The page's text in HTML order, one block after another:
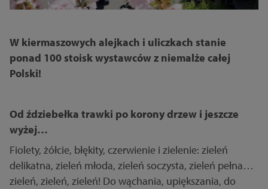
W kiermaszowych alejkach i uliczkach stanie
ponad 100 stoisk wystawców z niemalże całej
Polski!
Od ździebełka trawki po korony drzew i jeszcze
wyżej…
Fiolety, żółcie, błękity, czerwienie i zielenie: zieleń
delikatna, zieleń młoda, zieleń soczysta, zieleń pełna…
zieleń, zieleń, zieleń! Do wąchania, upiększania, do